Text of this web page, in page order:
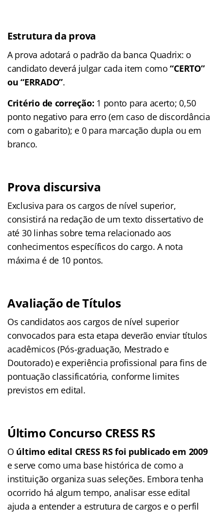
Estrutura da prova
A prova adotará o padrão da banca Quadrix: o
candidato deverá julgar cada item como“CERTO”
ou “ERRADO”.
Critério de correção: 1 ponto para acerto; 0,50
ponto negativo para erro (em caso de discordância
com o gabarito); e 0 para marcação dupla ou em
branco.
Prova discursiva
Exclusiva para os cargos de nível superior,
consistirá na redação de um texto dissertativo de
até 30 linhas sobre tema relacionado aos
conhecimentos específicos do cargo. A nota
máxima é de 10 pontos.
Avaliação de Títulos
Os candidatos aos cargos de nível superior
convocados para esta etapa deverão enviar títulos
acadêmicos (Pós-graduação, Mestrado e
Doutorado) e experiência profissional para fins de
pontuação classificatória, conforme limites
previstos em edital.
Último Concurso CRESS RS
O último edital CRESS RS foi publicado em 2009
e serve como uma base histórica de como a
instituição organiza suas seleções. Embora tenha
ocorrido há algum tempo, analisar esse edital
ajuda a entender a estrutura de cargos e o perfil